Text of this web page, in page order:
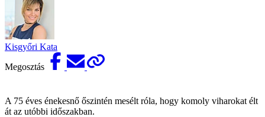
Kisgyőri Kata
Megosztás
A 75 éves énekesnő őszintén mesélt róla, hogy komoly viharokat élt
át az utóbbi időszakban.